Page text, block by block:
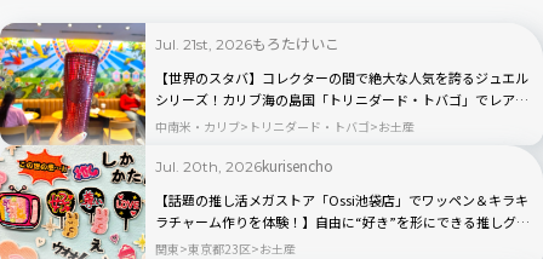
Jul. 21st, 2026もろたけいこ
【世界のスタバ】コレクターの間で絶大な人気を誇るジュエル
シリーズ！カリブ海の島国「トリニダード・トバゴ」でレアグ
ッズ＆限定チョコを発見
中南米・カリブ トリニダード・トバゴ お土産
Jul. 20th, 2026kurisencho
【話題の推し活メガストア「Ossi池袋店」でワッペン＆キラキ
ラチャーム作りを体験！】自由に“好き”を形にできる推しグッ
ズに大人も夢中
関東 東京都23区 お土産